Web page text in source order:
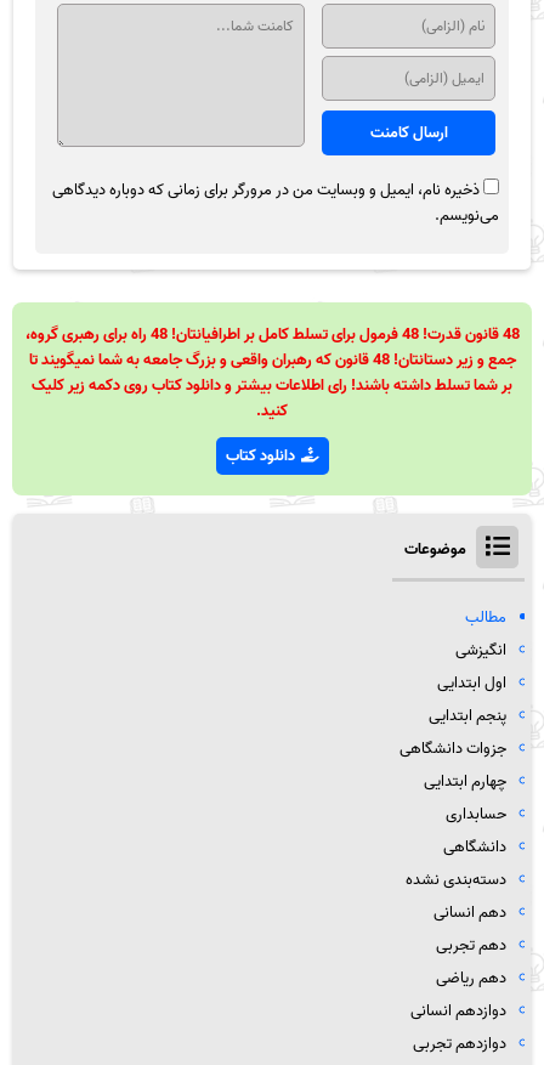
ذخیره نام، ایمیل و وبسایت من در مرورگر برای زمانی که دوباره دیدگاهی
می‌نویسم.
48 قانون قدرت! 48 فرمول برای تسلط کامل بر اطرافیانتان! 48 راه برای رهبری گروه،
جمع و زیر دستانتان! 48 قانون که رهبران واقعی و بزرگ جامعه به شما نمیگویند تا
بر شما تسلط داشته باشند! رای اطلاعات بیشتر و دانلود کتاب روی دکمه زیر کلیک
کنید.
دانلود کتاب
موضوعات
مطالب
انگیزشی
اول ابتدایی
پنجم ابتدایی
جزوات دانشگاهی
چهارم ابتدایی
حسابداری
دانشگاهی
دسته‌بندی نشده
دهم انسانی
دهم تجربی
دهم ریاضی
دوازدهم انسانی
دوازدهم تجربی